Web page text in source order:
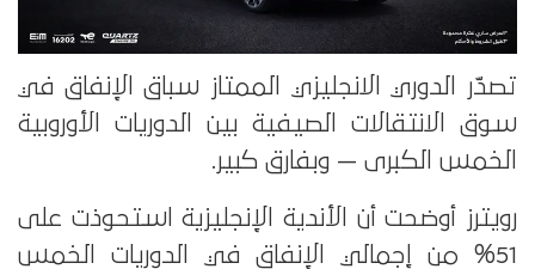
تصدّر الدوري الانجليزي الممتاز سباق الإنفاق في
سوق الانتقالات الصيفية بين الدوريات الأوروبية
الخمس الكبرى — وبفارق كبير.
رويترز أوضحت أن الأندية الإنجليزية استحوذت على
51% من إجمالي الإنفاق في الدوريات الخمس